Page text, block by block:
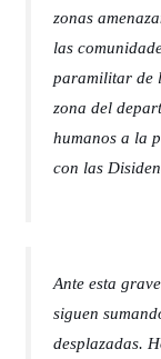
zonas
las
paramilitar de
zona del
humanos a la
con las
Ante esta
siguen
desplazadas.